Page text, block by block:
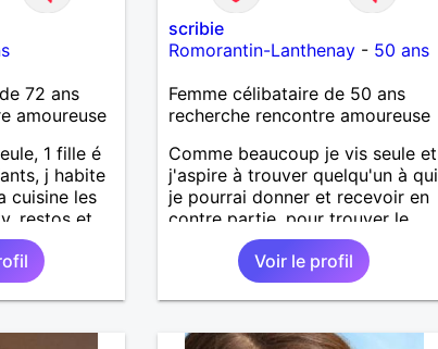
72 ans
amoureuse
1 fille é
j habite
cuisine les
restos et
scribie
Romorantin-Lanthenay - 50 ans
Femme célibataire de 50 ans
recherche rencontre amoureuse
Comme beaucoup je vis seule et
j'aspire à trouver quelqu'un à qui
je pourrai donner et recevoir en
contre partie, pour trouver le
bonheur tout seimplement.
Voir le profil